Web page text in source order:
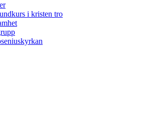
i kristen tro